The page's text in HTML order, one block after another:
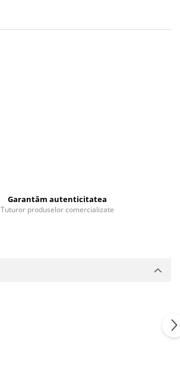
Garantăm autenticitatea
Tuturor produselor comercializate